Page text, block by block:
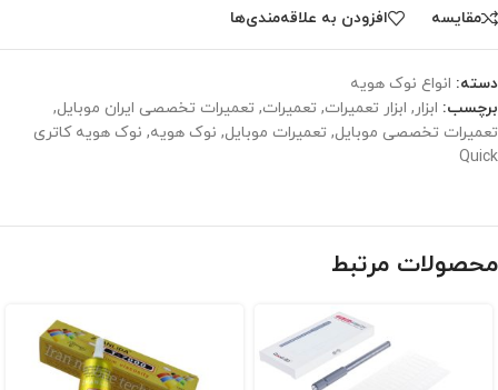
مقایسه افزودن به علاقه‌مندی‌ها
دسته: انواع نوک هویه
برچسب: ابزار, ابزار تعمیرات, تعمیرات, تعمیرات تخصصی ایران موبایل,
تعمیرات تخصصی موبایل, تعمیرات موبایل, نوک هویه, نوک هویه کاتری
Quick
محصولات مرتبط